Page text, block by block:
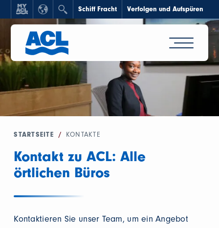
Schiff Fracht Verfolgen und Aufspüren
STARTSEITE / KONTAKTE
Kontakt zu ACL: Alle
örtlichen Büros
Kontaktieren Sie unser Team, um ein Angebot